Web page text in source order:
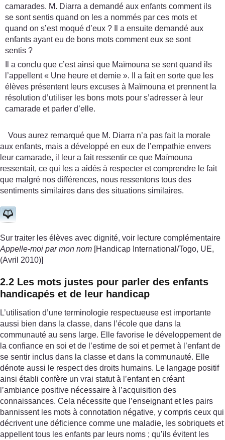
camarades. M. Diarra a demandé aux enfants comment ils
se sont sentis quand on les a nommés par ces mots et
quand on s’est moqué d’eux ? Il a ensuite demandé aux
enfants ayant eu de bons mots comment eux se sont
sentis ?
Il a conclu que c’est ainsi que Maïmouna se sent quand ils
l’appellent « Une heure et demie ». Il a fait en sorte que les
élèves présentent leurs excuses à Maïmouna et prennent la
résolution d’utiliser les bons mots pour s’adresser à leur
camarade et parler d’elle.
Vous aurez remarqué que M. Diarra n’a pas fait la morale
aux enfants, mais a développé en eux de l’empathie envers
leur camarade, il leur a fait ressentir ce que Maïmouna
ressentait, ce qui les a aidés à respecter et comprendre le fait
que malgré nos différences, nous ressentons tous des
sentiments similaires dans des situations similaires.
Sur traiter les élèves avec dignité, voir lecture complémentaire
Appelle-moi par mon nom [Handicap International/Togo, UE,
(Avril 2010)]
2.2 Les mots justes pour parler des enfants
handicapés et de leur handicap
L’utilisation d’une terminologie respectueuse est importante
aussi bien dans la classe, dans l’école que dans la
communauté au sens large. Elle favorise le développement de
la confiance en soi et de l’estime de soi et permet à l’enfant de
se sentir inclus dans la classe et dans la communauté. Elle
dénote aussi le respect des droits humains. Le langage positif
ainsi établi confère un vrai statut à l’enfant en créant
l’ambiance positive nécessaire à l’acquisition des
connaissances. Cela nécessite que l’enseignant et les pairs
bannissent les mots à connotation négative, y compris ceux qui
décrivent une déficience comme une maladie, les sobriquets et
appellent tous les enfants par leurs noms ; qu’ils évitent les